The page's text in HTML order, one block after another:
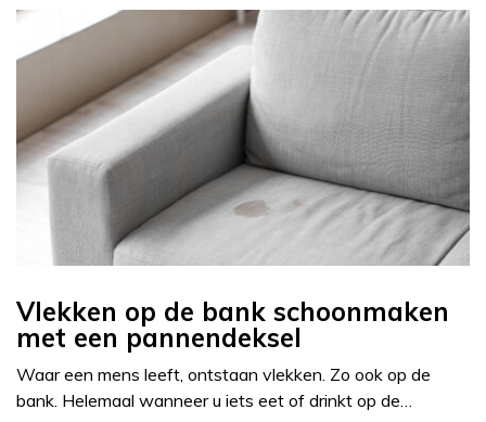
Vlekken op de bank schoonmaken
met een pannendeksel
Waar een mens leeft, ontstaan vlekken. Zo ook op de
bank. Helemaal wanneer u iets eet of drinkt op de…